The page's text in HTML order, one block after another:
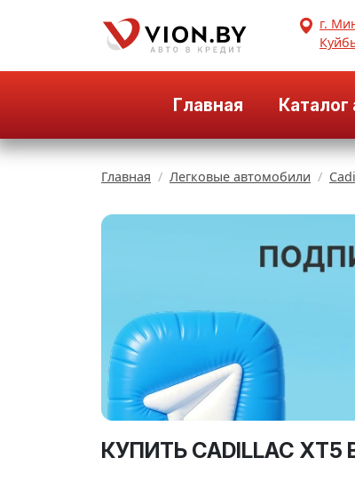
г.
Главная Каталог
Главная Легковые автомобили
КУПИТЬ CADILLAC XT5